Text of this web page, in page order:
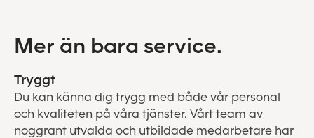
Mer än bara service.
Tryggt
Du kan känna dig trygg med både vår personal
och kvaliteten på våra tjänster. Vårt team av
noggrant utvalda och utbildade medarbetare har